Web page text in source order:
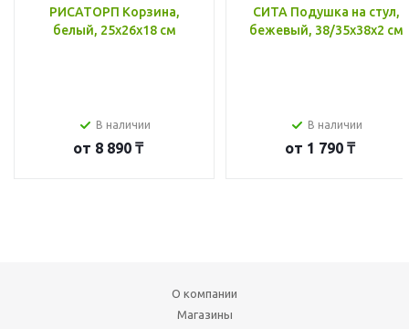
РИСАТОРП Корзина,
белый, 25x26x18 см
В наличии
от 8 890 ₸
СИТА Подушка на стул,
бежевый, 38/35x38x2 см
В наличии
от 1 790 ₸
О компании
Магазины